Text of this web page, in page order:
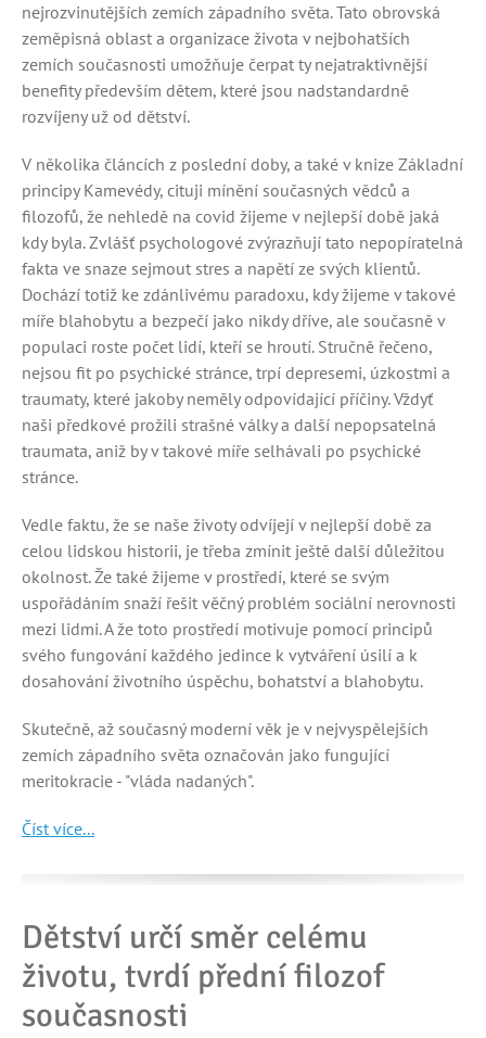
nejrozvinutějších zemích západního světa. Tato obrovská
zeměpisná oblast a organizace života v nejbohatších
zemích současnosti umožňuje čerpat ty nejatraktivnější
benefity především dětem, které jsou nadstandardně
rozvíjeny už od dětství.
V několika článcích z poslední doby, a také v knize Základní
principy Kamevédy, cituji mínění současných vědců a
filozofů, že nehledě na covid žijeme v nejlepší době jaká
kdy byla. Zvlášť psychologové zvýrazňují tato nepopíratelná
fakta ve snaze sejmout stres a napětí ze svých klientů.
Dochází totiž ke zdánlivému paradoxu, kdy žijeme v takové
míře blahobytu a bezpečí jako nikdy dříve, ale současně v
populaci roste počet lidí, kteří se hroutí. Stručně řečeno,
nejsou fit po psychické stránce, trpí depresemi, úzkostmi a
traumaty, které jakoby neměly odpovídající příčiny. Vždyť
naši předkové prožili strašné války a další nepopsatelná
traumata, aniž by v takové míře selhávali po psychické
stránce.
Vedle faktu, že se naše životy odvíjejí v nejlepší době za
celou lidskou historii, je třeba zmínit ještě další důležitou
okolnost. Že také žijeme v prostředí, které se svým
uspořádáním snaží řešit věčný problém sociální nerovnosti
mezi lidmi. A že toto prostředí motivuje pomocí principů
svého fungování každého jedince k vytváření úsilí a k
dosahování životního úspěchu, bohatství a blahobytu.
Skutečně, až současný moderní věk je v nejvyspělejších
zemích západního světa označován jako fungující
meritokracie - "vláda nadaných".
Číst více...
Dětství určí směr celému
životu, tvrdí přední filozof
současnosti